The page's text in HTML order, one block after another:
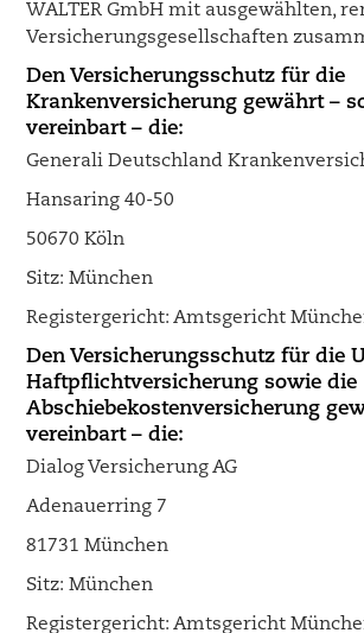
WALTER GmbH mit ausgewählten,
Versicherungsgesellschaften
Den Versicherungsschutz für die
Krankenversicherunggewährt –
vereinbart – die:
Generali Deutschland
Hansaring 40-50
50670 Köln
Sitz: München
Registergericht: Amtsgericht
Den Versicherungsschutz für die
Haftpflichtversicherung sowie die
Abschiebekostenversicherung
vereinbart – die:
Dialog Versicherung AG
Adenauerring 7
81731 München
Sitz: München
Registergericht: Amtsgericht